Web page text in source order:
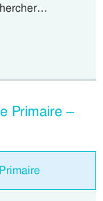
Primaire –